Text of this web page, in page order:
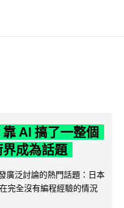
AI 搞了一整個
成為話題
廣泛討論的熱門話題：日本
完全沒有編程經驗的情況